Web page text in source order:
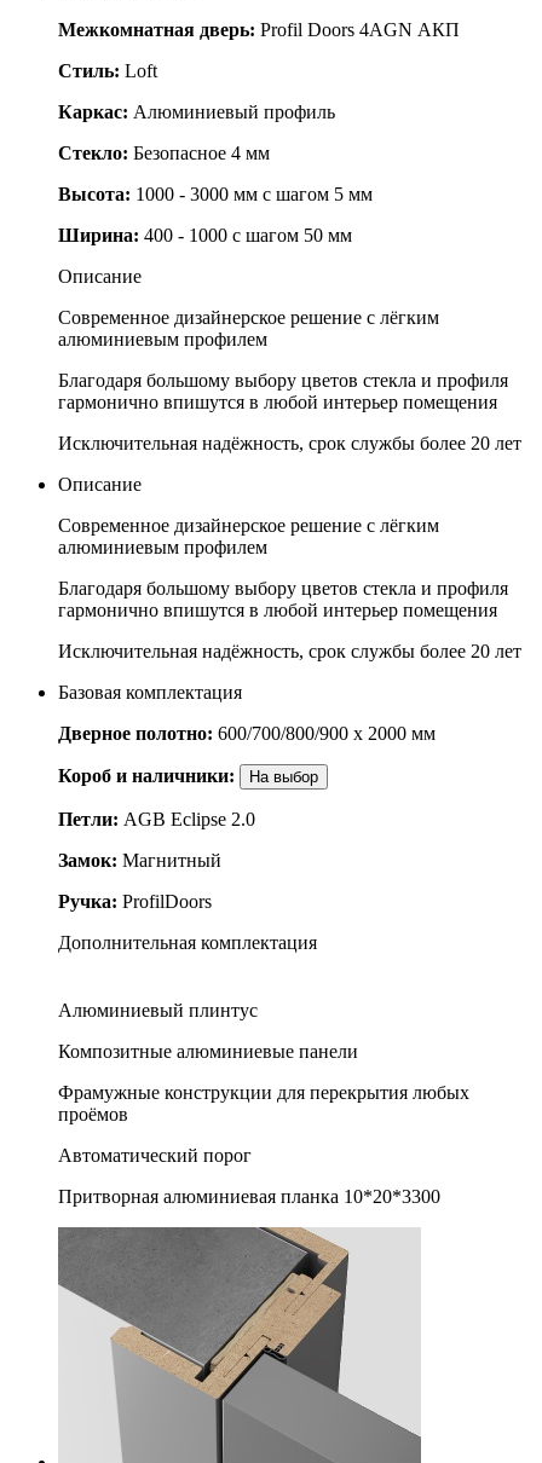
Межкомнатная дверь: Profil Doors 4AGN АКП
Стиль: Loft
Каркас: Алюминиевый профиль
Стекло: Безопасное 4 мм
Высота: 1000 - 3000 мм с шагом 5 мм
Ширина: 400 - 1000 с шагом 50 мм
Описание
Современное дизайнерское решение с лёгким
алюминиевым профилем
Благодаря большому выбору цветов стекла и профиля
гармонично впишутся в любой интерьер помещения
Исключительная надёжность, срок службы более 20 лет
Описание
Современное дизайнерское решение с лёгким
алюминиевым профилем
Благодаря большому выбору цветов стекла и профиля
гармонично впишутся в любой интерьер помещения
Исключительная надёжность, срок службы более 20 лет
Базовая комплектация
Дверное полотно: 600/700/800/900 x 2000 мм
Короб и наличники: На выбор
Петли: AGB Eclipse 2.0
Замок: Магнитный
Ручка: ProfilDoors
Дополнительная комплектация
Алюминиевый плинтус
Композитные алюминиевые панели
Фрамужные конструкции для перекрытия любых
проёмов
Автоматический порог
Притворная алюминиевая планка 10*20*3300